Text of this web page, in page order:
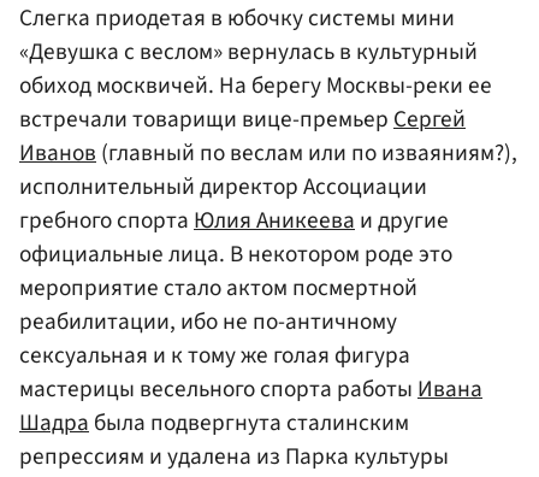
Слегка приодетая в юбочку системы мини
«Девушка с веслом» вернулась в культурный
обиход москвичей. На берегу Москвы-реки ее
встречали товарищи вице-премьерСергей
Иванов(главный по веслам или по изваяниям?),
исполнительный директор Ассоциации
гребного спортаЮлия Аникееваи другие
официальные лица. В некотором роде это
мероприятие стало актом посмертной
реабилитации, ибо не по-античному
сексуальная и к тому же голая фигура
мастерицы весельного спорта работыИвана
Шадрабыла подвергнута сталинским
репрессиям и удалена из Парка культуры